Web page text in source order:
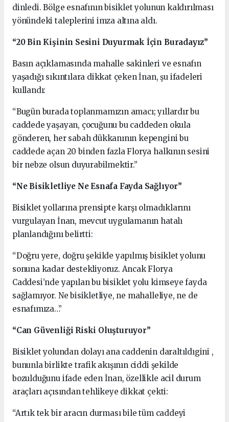
dinledi. Bölge esnafının bisiklet yolunun kaldırılması
yönündeki taleplerini imza altına aldı.
“20 Bin Kişinin Sesini Duyurmak İçin Buradayız”
Basın açıklamasında mahalle sakinleri ve esnafın
yaşadığı sıkıntılara dikkat çeken İnan, şu ifadeleri
kullandı:
“Bugün burada toplanmamızın amacı; yıllardır bu
caddede yaşayan, çocuğunu bu caddeden okula
gönderen, her sabah dükkanının kepengini bu
caddede açan 20 binden fazla Florya halkının sesini
bir nebze olsun duyurabilmektir.”
“Ne Bisikletliye Ne Esnafa Fayda Sağlıyor”
Bisiklet yollarına prensipte karşı olmadıklarını
vurgulayan İnan, mevcut uygulamanın hatalı
planlandığını belirtti:
“Doğru yere, doğru şekilde yapılmış bisiklet yolunu
sonuna kadar destekliyoruz. Ancak Florya
Caddesi’nde yapılan bu bisiklet yolu kimseye fayda
sağlamıyor. Ne bisikletliye, ne mahalleliye, ne de
esnafımıza…”
“Can Güvenliği Riski Oluşturuyor”
Bisiklet yolundan dolayı ana caddenin daraltıldıgini ,
bununla birlikte trafik akışının ciddi şekilde
bozulduğunu ifade eden İnan, özellikle acil durum
araçları açısından tehlikeye dikkat çekti:
“Artık tek bir aracın durması bile tüm caddeyi